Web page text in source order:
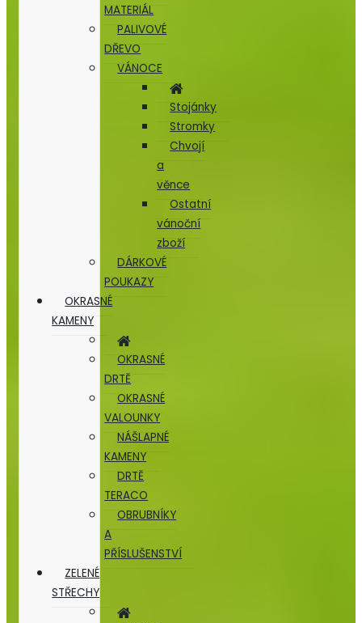
MATERIÁL
PALIVOVÉ
DŘEVO
VÁNOCE
Stojánky
Stromky
Chvojí
a
věnce
Ostatní
vánoční
zboží
DÁRKOVÉ
POUKAZY
OKRASNÉ
KAMENY
OKRASNÉ
DRTĚ
OKRASNÉ
VALOUNKY
NÁŠLAPNÉ
KAMENY
DRTĚ
TERACO
OBRUBNÍKY
A
PŘÍSLUŠENSTVÍ
ZELENÉ
STŘECHY